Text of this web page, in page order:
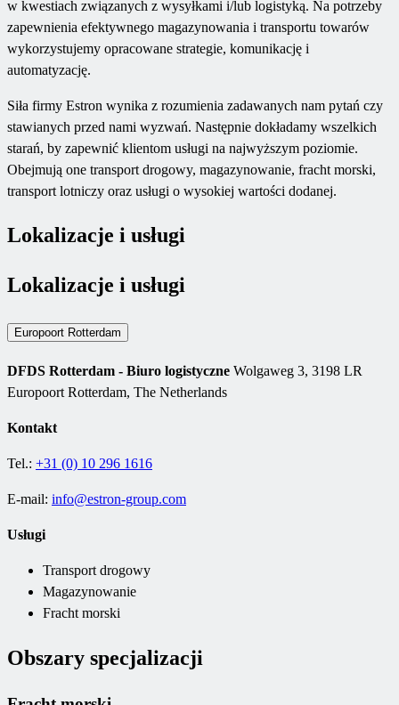
w kwestiach związanych z wysyłkami i/lub logistyką. Na potrzeby
zapewnienia efektywnego magazynowania i transportu towarów
wykorzystujemy opracowane strategie, komunikację i
automatyzację.
Siła firmy Estron wynika z rozumienia zadawanych nam pytań czy
stawianych przed nami wyzwań. Następnie dokładamy wszelkich
starań, by zapewnić klientom usługi na najwyższym poziomie.
Obejmują one transport drogowy, magazynowanie, fracht morski,
transport lotniczy oraz usługi o wysokiej wartości dodanej.
Lokalizacje i usługi
Lokalizacje i usługi
Europoort Rotterdam
DFDS Rotterdam - Biuro logistyczne Wolgaweg 3, 3198 LR
Europoort Rotterdam, The Netherlands
Kontakt
Tel.: +31 (0) 10 296 1616
E-mail: info@estron-group.com
Usługi
Transport drogowy
Magazynowanie
Fracht morski
Obszary specjalizacji